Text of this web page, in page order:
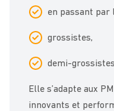
en passant par
grossistes,
demi-
Elle s’adapte aux
innovants et